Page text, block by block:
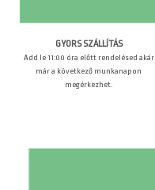
GYORS SZÁLLÍTÁS
Add le 11:00 óra előtt rendelésed akár
már a következő munkanapon
megérkezhet.